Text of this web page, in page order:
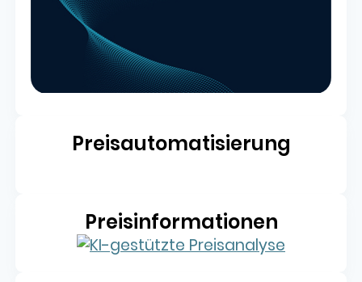
Preisautomatisierung
Preisinformationen